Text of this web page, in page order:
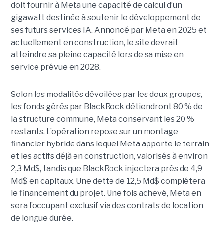
doit fournir à Meta une capacité de calcul d’un
gigawatt destinée à soutenir le développement de
ses futurs services IA. Annoncé par Meta en 2025 et
actuellement en construction, le site devrait
atteindre sa pleine capacité lors de sa mise en
service prévue en 2028.
Selon les modalités dévoilées par les deux groupes,
les fonds gérés par BlackRock détiendront 80 % de
la structure commune, Meta conservant les 20 %
restants. L’opération repose sur un montage
financier hybride dans lequel Meta apporte le terrain
et les actifs déjà en construction, valorisés à environ
2,3 Md$, tandis que BlackRock injectera près de 4,9
Md$ en capitaux. Une dette de 12,5 Md$ complétera
le financement du projet. Une fois achevé, Meta en
sera l’occupant exclusif via des contrats de location
de longue durée.